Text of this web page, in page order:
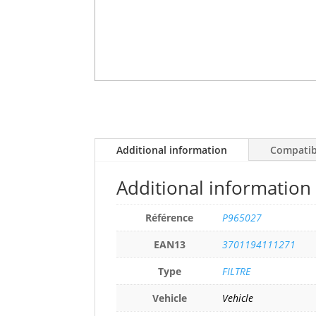
Additional information
Additional information
Référence
P965027
EAN13
3701194111271
Type
FILTRE
Vehicle
Vehicle